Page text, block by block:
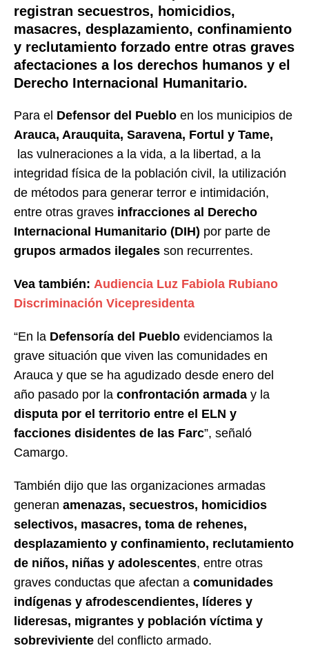
registran secuestros, homicidios,
masacres, desplazamiento, confinamiento
y reclutamiento forzado entre otras graves
afectaciones a los derechos humanos y el
Derecho Internacional Humanitario.
Para el Defensor del Pueblo en los municipios de
Arauca, Arauquita, Saravena, Fortul y Tame,
las vulneraciones a la vida, a la libertad, a la
integridad física de la población civil, la utilización
de métodos para generar terror e intimidación,
entre otras graves infracciones al Derecho
Internacional Humanitario (DIH) por parte de
grupos armados ilegales son recurrentes.
Vea también: Audiencia Luz Fabiola Rubiano
Discriminación Vicepresidenta
“En la Defensoría del Pueblo evidenciamos la
grave situación que viven las comunidades en
Arauca y que se ha agudizado desde enero del
año pasado por la confrontación armada y la
disputa por el territorio entre el ELN y
facciones disidentes de las Farc”, señaló
Camargo.
También dijo que las organizaciones armadas
generan amenazas, secuestros, homicidios
selectivos, masacres, toma de rehenes,
desplazamiento y confinamiento, reclutamiento
de niños, niñas y adolescentes, entre otras
graves conductas que afectan a comunidades
indígenas y afrodescendientes, líderes y
lideresas, migrantes y población víctima y
sobreviviente del conflicto armado.